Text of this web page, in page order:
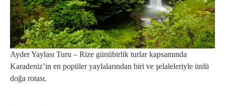
Ayder Yaylası Turu – Rize günübirlik turlar kapsamında
Karadeniz’in en popüler yaylalarından biri ve şelaleleriyle ünlü
doğa rotası.